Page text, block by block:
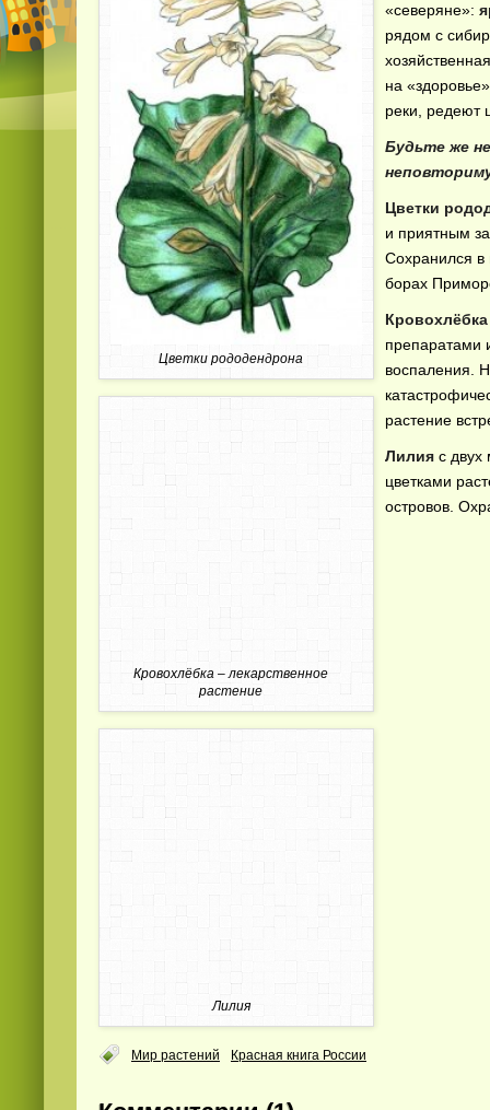
Цветки рододендрона
Кровохлёбка – лекарственное
растение
Лилия
«северяне»:
рядом с
на
реки, редеют
Будьте же
Цветки
и приятным
Сохранился в
борах
Кровохлёбка
препаратами
воспаления.
растение
Лилия с двух
цветками
островов.
Мир растений Красная книга России
онлайн